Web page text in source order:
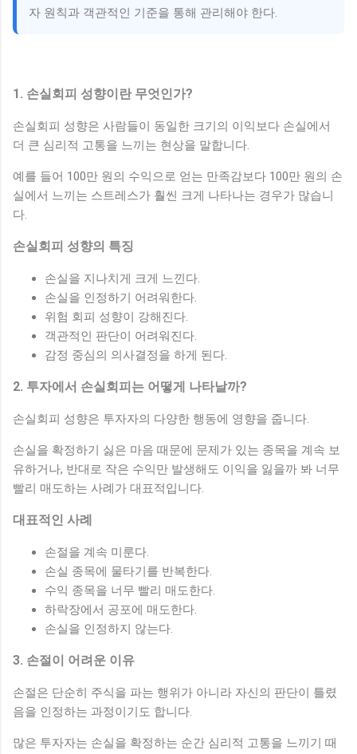
자 원칙과 객관적인 기준을 통해 관리해야 한다.
1. 손실회피 성향이란 무엇인가?
손실회피 성향은 사람들이 동일한 크기의 이익보다 손실에서
더 큰 심리적 고통을 느끼는 현상을 말합니다.
예를 들어 100만 원의 수익으로 얻는 만족감보다 100만 원의 손
실에서 느끼는 스트레스가 훨씬 크게 나타나는 경우가 많습니
다.
손실회피 성향의 특징
손실을 지나치게 크게 느낀다.
손실을 인정하기 어려워한다.
위험 회피 성향이 강해진다.
객관적인 판단이 어려워진다.
감정 중심의 의사결정을 하게 된다.
2. 투자에서 손실회피는 어떻게 나타날까?
손실회피 성향은 투자자의 다양한 행동에 영향을 줍니다.
손실을 확정하기 싫은 마음 때문에 문제가 있는 종목을 계속 보
유하거나, 반대로 작은 수익만 발생해도 이익을 잃을까 봐 너무
빨리 매도하는 사례가 대표적입니다.
대표적인 사례
손절을 계속 미룬다.
손실 종목에 물타기를 반복한다.
수익 종목을 너무 빨리 매도한다.
하락장에서 공포에 매도한다.
손실을 인정하지 않는다.
3. 손절이 어려운 이유
손절은 단순히 주식을 파는 행위가 아니라 자신의 판단이 틀렸
음을 인정하는 과정이기도 합니다.
많은 투자자는 손실을 확정하는 순간 심리적 고통을 느끼기 때